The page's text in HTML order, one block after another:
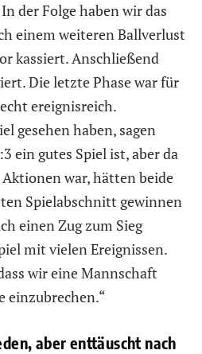
der Folge haben wir das
einem weiteren Ballverlust
kassiert. Anschließend
Die letzte Phase war für
ereignisreich.
gesehen haben, sagen
ein gutes Spiel ist, aber da
war, hätten beide
Spielabschnitt gewinnen
einen Zug zum Sieg
mit vielen Ereignissen.
wir eine Mannschaft
einzubrechen.“
aber enttäuscht nach